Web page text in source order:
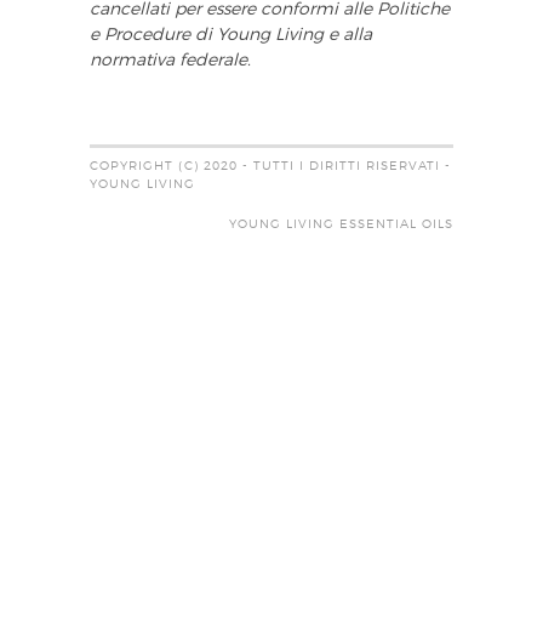
cancellati per essere conformi alle Politiche
e Procedure di Young Living e alla
normativa federale.
COPYRIGHT (C) 2020 - TUTTI I DIRITTI RISERVATI -
YOUNG LIVING
YOUNG LIVING ESSENTIAL OILS